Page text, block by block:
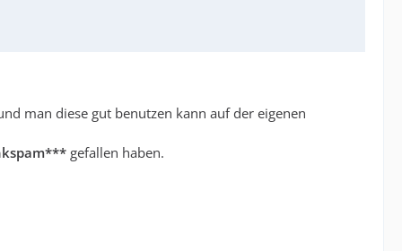
man diese gut benutzen kann auf der eigenen
gefallen haben.